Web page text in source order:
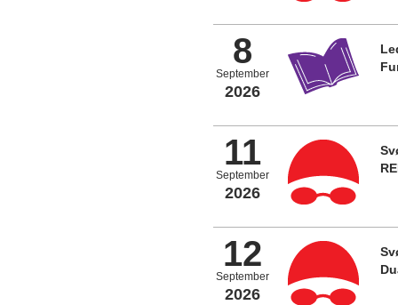
8
September
2026
11
September
2026
12
September
2026